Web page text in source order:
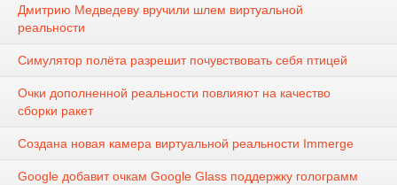
Дмитрию Медведеву вручили шлем виртуальной
реальности
Симулятор полёта разрешит почувствовать себя птицей
Очки дополненной реальности повлияют на качество
сборки ракет
Создана новая камера виртуальной реальности Immerge
Google добавит очкам Google Glass поддержку голограмм